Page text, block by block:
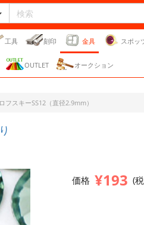
工具 刻印 金具 スポッ
OUTLET オークション
フスキーSS12（直径2.9mm）
価格 ¥193 (